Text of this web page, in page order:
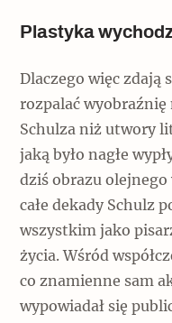
Plastyka
Dlaczego więc zdają
rozpalać wyobraźnię
Schulza niż utwory
jaką było nagłe
dziś obrazu olejnego
całe dekady Schulz
wszystkim jako
życia. Wśród
co znamienne sam
wypowiadał się